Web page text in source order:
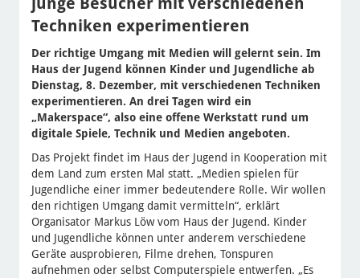
Techniken experimentieren
Der richtige Umgang mit Medien will gelernt sein. Im
Haus der Jugend können Kinder und Jugendliche ab
Dienstag, 8. Dezember, mit verschiedenen Techniken
experimentieren. An drei Tagen wird ein
„Makerspace“, also eine offene Werkstatt rund um
digitale Spiele, Technik und Medien angeboten.
Das Projekt findet im Haus der Jugend in Kooperation mit
dem Land zum ersten Mal statt. „Medien spielen für
Jugendliche einer immer bedeutendere Rolle. Wir wollen
den richtigen Umgang damit vermitteln“, erklärt
Organisator Markus Löw vom Haus der Jugend. Kinder
und Jugendliche können unter anderem verschiedene
Geräte ausprobieren, Filme drehen, Tonspuren
aufnehmen oder selbst Computerspiele entwerfen. „Es